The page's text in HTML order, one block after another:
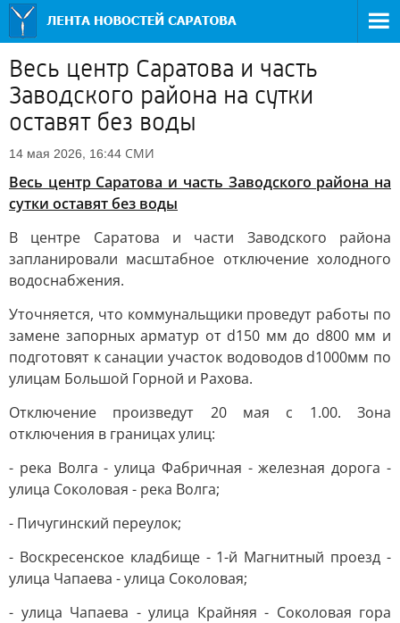
Весь центр Саратова и часть
Заводского района на сутки
оставят без воды
14 мая 2026, 16:44 СМИ
Весь центр Саратова и часть Заводского района на
сутки оставят без воды
В центре Саратова и части Заводского района
запланировали масштабное отключение холодного
водоснабжения.
Уточняется, что коммунальщики проведут работы по
замене запорных арматур от d150 мм до d800 мм и
подготовят к санации участок водоводов d1000мм по
улицам Большой Горной и Рахова.
Отключение произведут 20 мая с 1.00. Зона
отключения в границах улиц:
- река Волга - улица Фабричная - железная дорога -
улица Соколовая - река Волга;
- Пичугинский переулок;
- Воскресенское кладбище - 1-й Магнитный проезд -
улица Чапаева - улица Соколовая;
- улица Чапаева - улица Крайняя - Соколовая гора